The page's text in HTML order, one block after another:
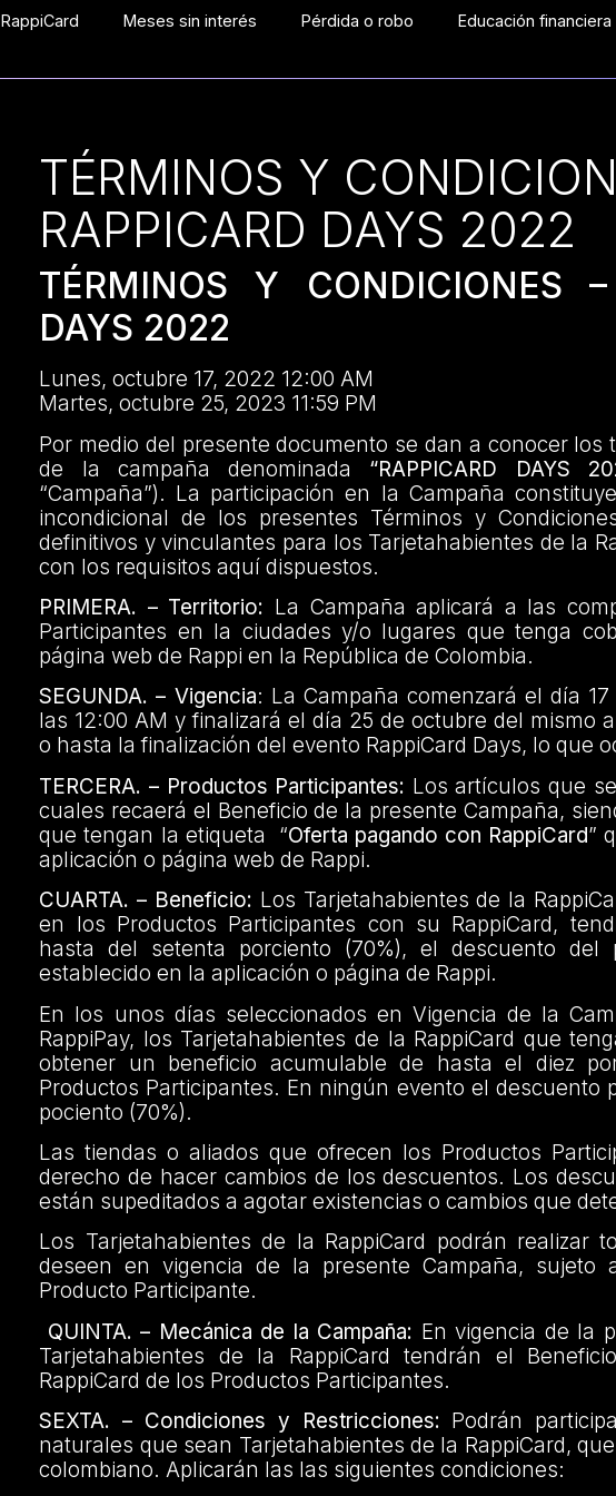
RappiCard Meses sin interés Pérdida o robo Educación financiera
TÉRMINOS Y
RAPPICARD DAYS 2022
TÉRMINOS Y CONDICIONES –
DAYS 2022
Lunes, octubre 17, 2022 12:00 AM
Martes, octubre 25, 2023 11:59 PM
Por medio del presente documento se dan a conocer los
de la campaña denominada “RAPPICARD DAYS
“Campaña”). La participación en la Campaña
incondicional de los presentes Términos y
definitivos y vinculantes para los Tarjetahabientes de la
con los requisitos aquí dispuestos.
PRIMERA. – Territorio: La Campaña aplicará a las
Participantes en la ciudades y/o lugares que tenga
página web de Rappi en la República de Colombia.
SEGUNDA. – Vigencia: La Campaña comenzará el día
las 12:00 AM y finalizará el día 25 de octubre del mismo
o hasta la finalización del evento RappiCard Days, lo que
TERCERA. – Productos Participantes: Los artículos que
cuales recaerá el Beneficio de la presente Campaña,
que tengan la etiqueta “Oferta pagando con RappiCard”
aplicación o página web de Rappi.
CUARTA. – Beneficio: Los Tarjetahabientes de la
en los Productos Participantes con su RappiCard,
hasta del setenta porciento (70%), el descuento del
establecido en la aplicación o página de Rappi.
En los unos días seleccionados en Vigencia de la
RappiPay, los Tarjetahabientes de la RappiCard que
obtener un beneficio acumulable de hasta el diez
Productos Participantes. En ningún evento el descuento
pociento (70%).
Las tiendas o aliados que ofrecen los Productos
derecho de hacer cambios de los descuentos. Los
están supeditados a agotar existencias o cambios que
Los Tarjetahabientes de la RappiCard podrán realizar
deseen en vigencia de la presente Campaña, sujeto
Producto Participante.
QUINTA. – Mecánica de la Campaña: En vigencia de la
Tarjetahabientes de la RappiCard tendrán el
RappiCard de los Productos Participantes.
SEXTA. – Condiciones y Restricciones: Podrán
naturales que sean Tarjetahabientes de la RappiCard,
colombiano. Aplicarán las las siguientes condiciones: